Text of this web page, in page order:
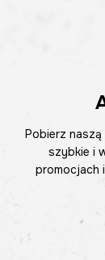
Pobierz
szybkie i
promocjach